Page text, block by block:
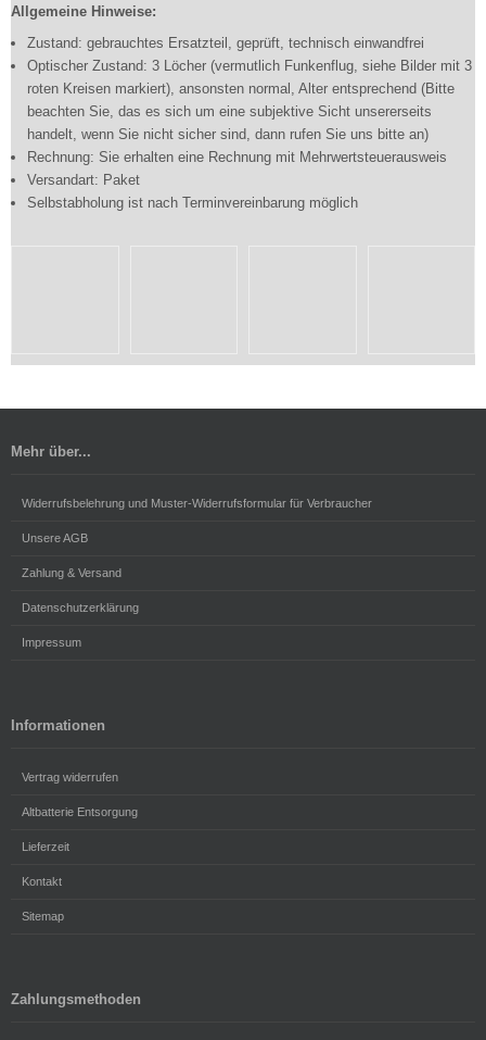
Allgemeine Hinweise:
Zustand: gebrauchtes Ersatzteil, geprüft, technisch einwandfrei
Optischer Zustand: 3 Löcher (vermutlich Funkenflug, siehe Bilder mit 3
roten Kreisen markiert), ansonsten normal, Alter entsprechend (Bitte
beachten Sie, das es sich um eine subjektive Sicht unsererseits
handelt, wenn Sie nicht sicher sind, dann rufen Sie uns bitte an)
Rechnung: Sie erhalten eine Rechnung mit Mehrwertsteuerausweis
Versandart: Paket
Selbstabholung ist nach Terminvereinbarung möglich
Mehr über...
Widerrufsbelehrung und Muster-Widerrufsformular für Verbraucher
Unsere AGB
Zahlung & Versand
Datenschutzerklärung
Impressum
Informationen
Vertrag widerrufen
Altbatterie Entsorgung
Lieferzeit
Kontakt
Sitemap
Zahlungsmethoden